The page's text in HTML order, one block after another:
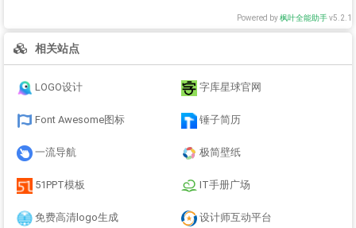
Powered by枫叶全能助手v5.2.1
相关站点
LOGO设计 字库星球官网
Font Awesome图标 锤子简历
一流导航 极简壁纸
51PPT模板 IT手册广场
免费高清logo生成 设计师互动平台